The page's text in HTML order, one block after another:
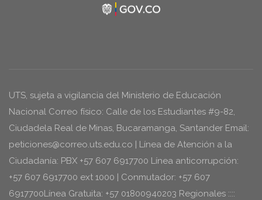
UTS, sujeta a vigilancia del Ministerio de Educación
Nacional Correo físico: Calle de los Estudiantes #9-82,
Ciudadela Real de Minas, Bucaramanga, Santander Email:
peticiones@correo.uts.edu.co | Línea de Atención a la
Ciudadanía: PBX +57 607 6917700 Línea anticorrupción:
+57 607 6917700 ext 1000 | Conmutador: +57 607
6917700Línea Gratuita: +57 01800940203 Regionales ::::